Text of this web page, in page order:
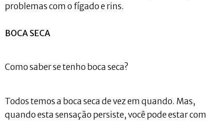
problemas com o fígado e rins.
BOCA SECA
Como saber se tenho boca seca?
Todos temos a boca seca de vez em quando. Mas,
quando esta sensação persiste, você pode estar com